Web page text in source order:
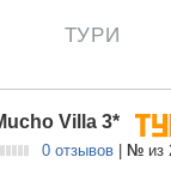
ТУРИ